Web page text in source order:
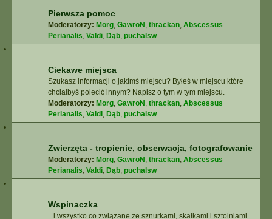
Pierwsza pomoc
Moderatorzy: Morg, GawroN , thrackan, Abscessus
Perianalis, Valdi, Dąb, puchalsw
Ciekawe miejsca
Szukasz informacji o jakimś miejscu? Byłeś w miejscu które
chciałbyś polecić innym? Napisz o tym w tym miejscu.
Moderatorzy: Morg, GawroN , thrackan, Abscessus
Perianalis, Valdi, Dąb, puchalsw
Zwierzęta - tropienie, obserwacja, fotografowanie
Moderatorzy: Morg, GawroN , thrackan, Abscessus
Perianalis, Valdi, Dąb, puchalsw
Wspinaczka
...i wszystko co związane ze sznurkami, skałkami i sztolniami